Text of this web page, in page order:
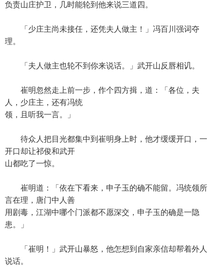
负责山庄护卫，几时能轮到他来说三道四。
「少庄主尚未接任，还凭夫人做主！」冯百川强词夺
理。
「夫人做主也轮不到你来说话。」武开山反唇相讥。
崔明忽然走上前一步，作个四方揖，道：「各位，夫
人，少庄主，还有冯统
领，且听我一言。」
待众人把目光都集中到崔明身上时，他才缓缓开口，一
开口却让祁俊和武开
山都吃了一惊。
崔明道：「依在下看来，申子玉的确不能留。冯统领所
言在理，唐门中人善
用剧毒，江湖中哪个门派都不愿深交，申子玉的确是一隐
患。」
「崔明！」武开山暴怒，他怎想到自家亲信却帮着外人
说话。